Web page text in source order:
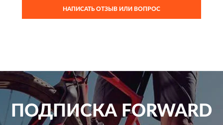
НАПИСАТЬ ОТЗЫВ ИЛИ ВОПРОС
ПОДПИСКА FORWARD